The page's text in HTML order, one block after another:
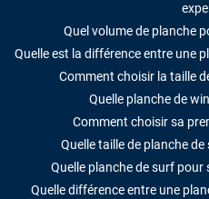
Quel volume de planche
Quelle est la différence entre une
Comment choisir la taille
Quelle planche de
Comment choisir sa
Quelle taille de planche
Quelle planche de surf pour
Quelle différence entre une